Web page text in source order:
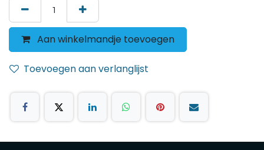
Aan winkelmandje toevoegen
Toevoegen aan verlanglijst